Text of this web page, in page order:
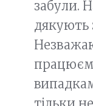
забули.
дякують